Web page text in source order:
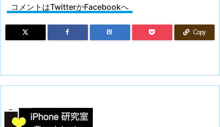
コメントはTwitterかFacebookへ
B! Copy